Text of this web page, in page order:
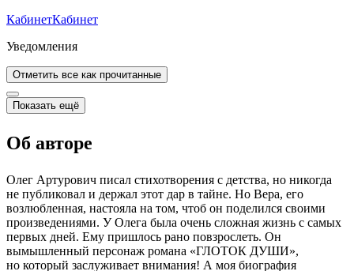
КабинетКабинет
Уведомления
Отметить все как прочитанные
Показать ещё
Об авторе
Олег Артурович писал стихотворения с детства, но никогда
не публиковал и держал этот дар в тайне. Но Вера, его
возлюбленная, настояла на том, чтоб он поделился своими
произведениями. У Олега была очень сложная жизнь с самых
первых дней. Ему пришлось рано повзрослеть. Он
вымышленный персонаж романа «ГЛОТОК ДУШИ»,
но который заслуживает внимания! А моя биография